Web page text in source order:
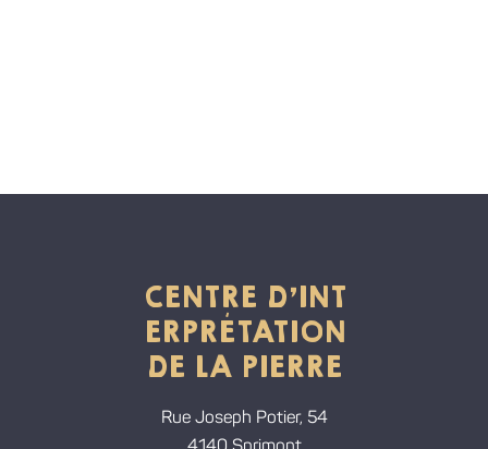
CENTRE D'INT
ERPRÉTATION
DE LA PIERRE
Rue Joseph Potier, 54